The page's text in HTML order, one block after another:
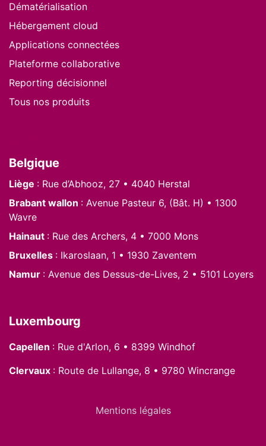
Dématérialisation
Hébergement cloud
Applications connectées
Plateforme collaborative
Reporting décisionnel
Tous nos produits
Belgique
Liège : Rue d’Abhooz, 27 • 4040 Herstal
Brabant wallon : Avenue Pasteur 6, (Bât. H) • 1300
Wavre
Hainaut : Rue des Archers, 4 • 7000 Mons
Bruxelles : Ikaroslaan, 1 • 1930 Zaventem
Namur : Avenue des Dessus-de-Lives, 2 • 5101 Loyers
Luxembourg
Capellen : Rue d'Arlon, 6 • 8399 Windhof
Clervaux : Route de Lullange, 8 • 9780 Wincrange
Mentions légales